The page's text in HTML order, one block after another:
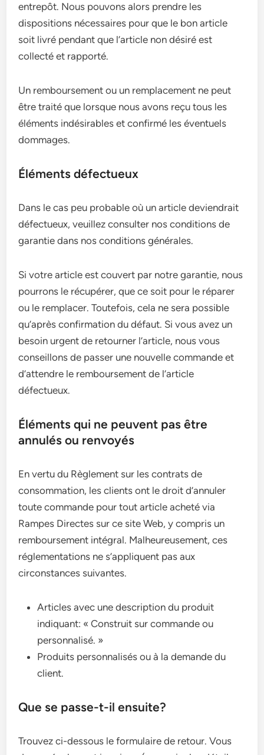
entrepôt. Nous pouvons alors prendre les
dispositions nécessaires pour que le bon article
soit livré pendant que l’article non désiré est
collecté et rapporté.
Un remboursement ou un remplacement ne peut
être traité que lorsque nous avons reçu tous les
éléments indésirables et confirmé les éventuels
dommages.
Éléments défectueux
Dans le cas peu probable où un article deviendrait
défectueux, veuillez consulter nos conditions de
garantie dans nos conditions générales.
Si votre article est couvert par notre garantie, nous
pourrons le récupérer, que ce soit pour le réparer
ou le remplacer. Toutefois, cela ne sera possible
qu’après confirmation du défaut. Si vous avez un
besoin urgent de retourner l’article, nous vous
conseillons de passer une nouvelle commande et
d’attendre le remboursement de l’article
défectueux.
Éléments qui ne peuvent pas être
annulés ou renvoyés
En vertu du Règlement sur les contrats de
consommation, les clients ont le droit d’annuler
toute commande pour tout article acheté via
Rampes Directes sur ce site Web, y compris un
remboursement intégral. Malheureusement, ces
réglementations ne s’appliquent pas aux
circonstances suivantes.
Articles avec une description du produit
indiquant: « Construit sur commande ou
personnalisé. »
Produits personnalisés ou à la demande du
client.
Que se passe-t-il ensuite?
Trouvez ci-dessous le formulaire de retour. Vous